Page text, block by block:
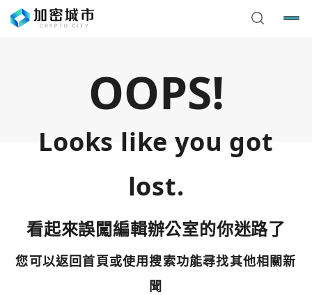
OOPS!
Looks like you got
lost.
看起來誤闖編輯辦公室的你迷路了
您可以返回首頁或使用搜索功能尋找其他相關新
聞
使用以下帳號繼續
您已閒置5分鐘，請點擊關閉按鈕或空白處，即可回到加密